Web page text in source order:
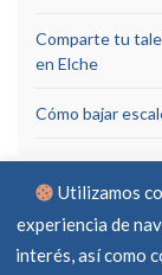
Comparte tu
en Elche
Cómo bajar
Utilizamos
experiencia de
interés, así como